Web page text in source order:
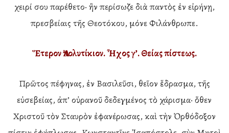
χειρί σου παρέθετο· ἣν περίσωζε διὰ παντὸς ἐν εἰρήνῃ,
πρεσβείαις τῆς Θεοτόκου, μόνε Φιλάνθρωπε.
Ἕτερον Ἀπολυτίκιον. Ἦχος γ’. Θείας πίστεως.
Πρῶτος πέφηνας, ἐν Βασιλεῦσι, θεῖον ἕδρασμα, τῆς
εὐσεβείας, ἀπ’ οὐρανοῦ δεδεγμένος τὸ χάρισμα· ὅθεν
Χριστοῦ τὸν Σταυρὸν ἐφανέρωσας, καὶ τὴν Ὀρθόδοξον